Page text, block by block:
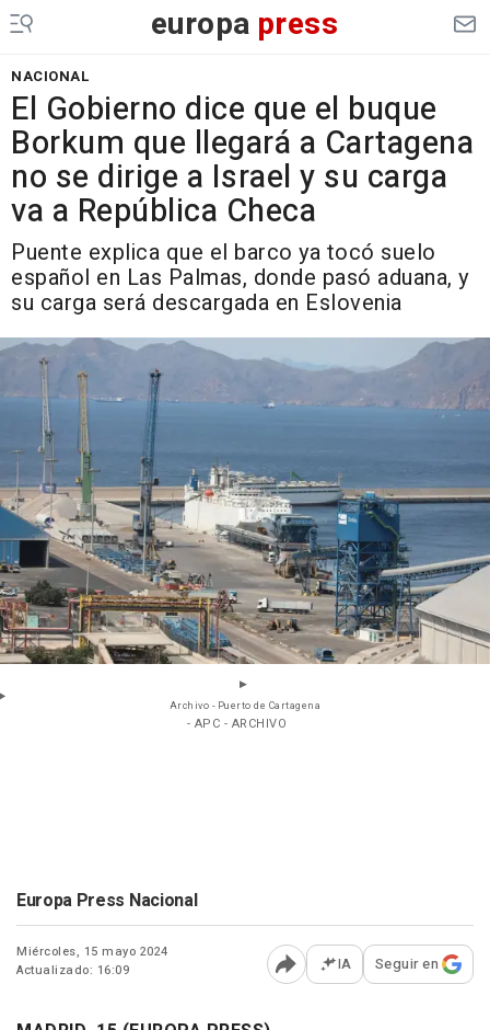
europa press
NACIONAL
El Gobierno dice que el buque
Borkum que llegará a Cartagena
no se dirige a Israel y su carga
va a República Checa
Puente explica que el barco ya tocó suelo
español en Las Palmas, donde pasó aduana, y
su carga será descargada en Eslovenia
Archivo - Puerto de Cartagena
- APC - ARCHIVO
Europa Press Nacional
Miércoles, 15 mayo 2024
Actualizado: 16:09
Abrir opciones para
IA Seguir en